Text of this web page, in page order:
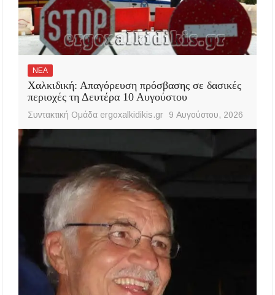
ΝΕΑ
Χαλκιδική: Απαγόρευση πρόσβασης σε δασικές
περιοχές τη Δευτέρα 10 Αυγούστου
Συντακτική Ομάδα ergoxalkidikis.gr 9 Αυγούστου, 2026